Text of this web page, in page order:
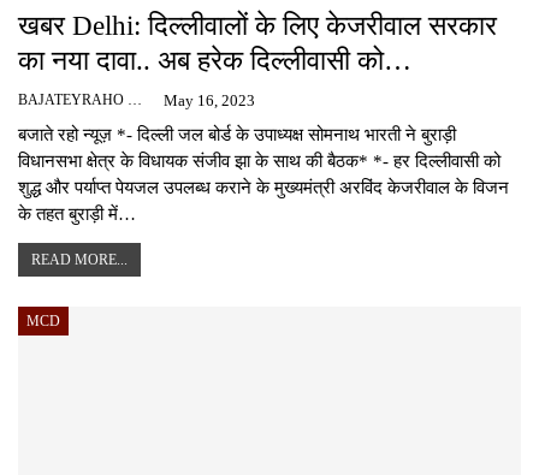
खबर Delhi: दिल्लीवालों के लिए केजरीवाल सरकार
का नया दावा.. अब हरेक दिल्लीवासी को…
BAJATEYRAHO NEWS May 16, 2023
बजाते रहो न्यूज़ *- दिल्ली जल बोर्ड के उपाध्यक्ष सोमनाथ भारती ने बुराड़ी
विधानसभा क्षेत्र के विधायक संजीव झा के साथ की बैठक* *- हर दिल्लीवासी को
शुद्ध और पर्याप्त पेयजल उपलब्ध कराने के मुख्यमंत्री अरविंद केजरीवाल के विजन
के तहत बुराड़ी में…
READ MORE...
MCD